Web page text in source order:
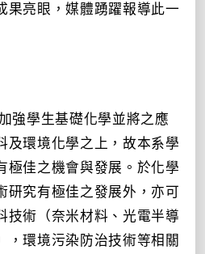
果亮眼，媒體踴躍報導此一
學生基礎化學並將之應
及環境化學之上，故本系學
極佳之機會與發展。於化學
研究有極佳之發展外，亦可
技術（奈米材料、光電半導
，環境污染防治技術等相關